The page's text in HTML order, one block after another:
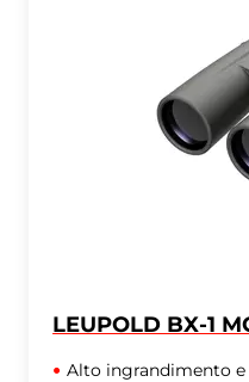
LEUPOLD BX-1
Alto ingrandimento